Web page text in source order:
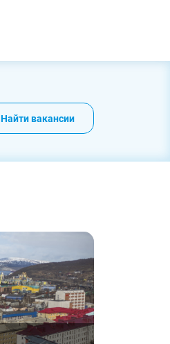
Найти вакансии